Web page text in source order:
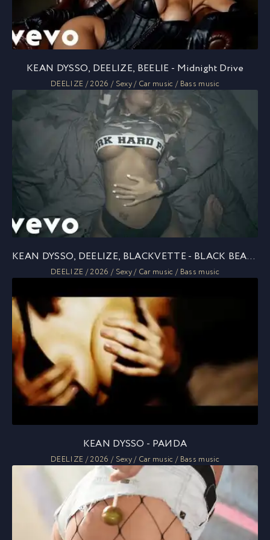
KEAN DYSSO, DEELIZE, BEELIE - Midnight Drive
DEELIZE / 2026 / Sexy / Car music / Bass music
KEAN DYSSO, DEELIZE, BLACKVETTE - BLACK BEAMER
DEELIZE / 2026 / Sexy / Car music / Bass music
KEAN DYSSO - PAИDA
DEELIZE / 2026 / Sexy / Car music / Bass music